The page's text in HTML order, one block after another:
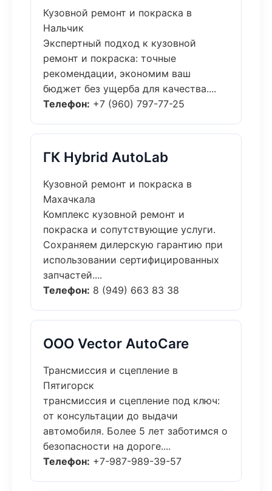
Кузовной ремонт и покраска в
Нальчик
Экспертный подход к кузовной
ремонт и покраска: точные
рекомендации, экономим ваш
бюджет без ущерба для качества....
Телефон: +7 (960) 797-77-25
ГК Hybrid AutoLab
Кузовной ремонт и покраска в
Махачкала
Комплекс кузовной ремонт и
покраска и сопутствующие услуги.
Сохраняем дилерскую гарантию при
использовании сертифицированных
запчастей....
Телефон: 8 (949) 663 83 38
ООО Vector AutoCare
Трансмиссия и сцепление в
Пятигорск
трансмиссия и сцепление под ключ:
от консультации до выдачи
автомобиля. Более 5 лет заботимся о
безопасности на дороге....
Телефон: +7-987-989-39-57